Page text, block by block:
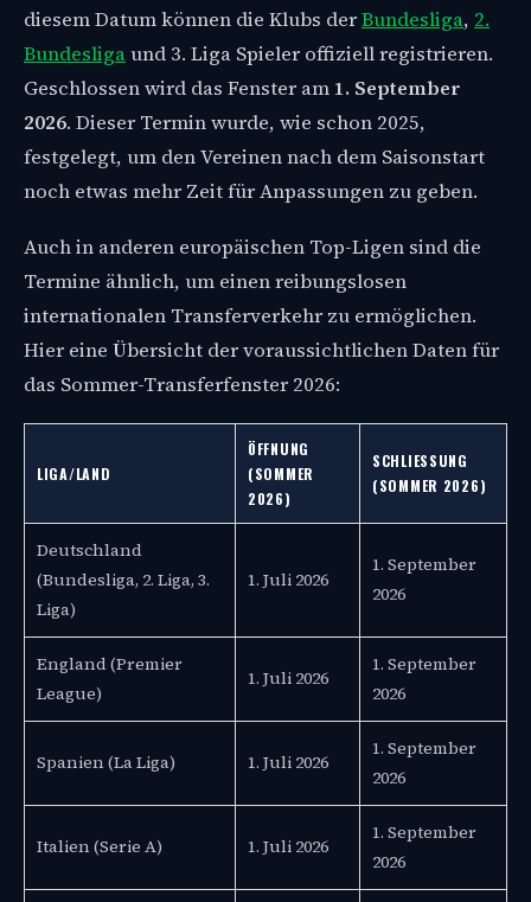
diesem Datum können die Klubs derBundesliga, 2.
Bundesligaund 3. Liga Spieler offiziell registrieren.
Geschlossen wird das Fenster am 1. September
2026. Dieser Termin wurde, wie schon 2025,
festgelegt, um den Vereinen nach dem Saisonstart
noch etwas mehr Zeit für Anpassungen zu geben.
Auch in anderen europäischen Top-Ligen sind die
Termine ähnlich, um einen reibungslosen
internationalen Transferverkehr zu ermöglichen.
Hier eine Übersicht der voraussichtlichen Daten für
das Sommer-Transferfenster 2026:
LIGA/LAND
ÖFFNUNG
(SOMMER
2026)
SCHLIESSUNG (
SOMMER 2026)
Deutschland
(Bundesliga, 2. Liga, 3.
Liga)
1. Juli 2026
1. September
2026
England (Premier
League)
1. Juli 2026
1. September
2026
Spanien (La Liga) 1. Juli 2026
1. September
2026
Italien (Serie A) 1. Juli 2026
1. September
2026